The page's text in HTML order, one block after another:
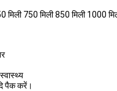
मिली 750 मिली 850 मिली 1000
पैक करें।